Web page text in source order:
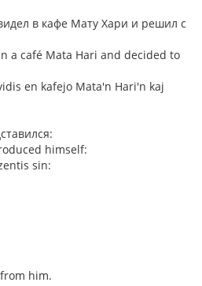
в кафе Мату Хари и решил с
a café Mata Hari and decided to
en kafejo Mata'n Hari'n kaj
himself:
sin:
him.